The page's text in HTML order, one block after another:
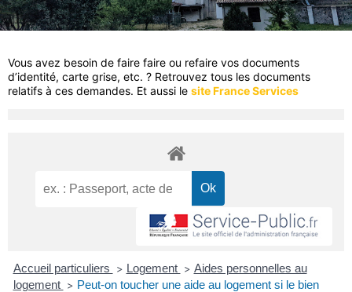
Vous avez besoin de faire faire ou refaire vos documents
d’identité, carte grise, etc. ? Retrouvez tous les documents
relatifs à ces demandes. Et aussi le site France Services
Accueil particuliers > Logement > Aides personnelles au
logement > Peut-on toucher une aide au logement si le bien